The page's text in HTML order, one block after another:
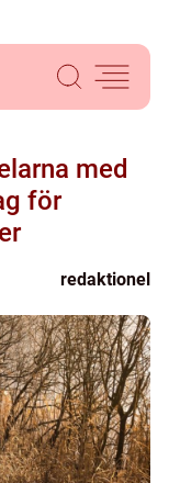
med
för
redaktionel